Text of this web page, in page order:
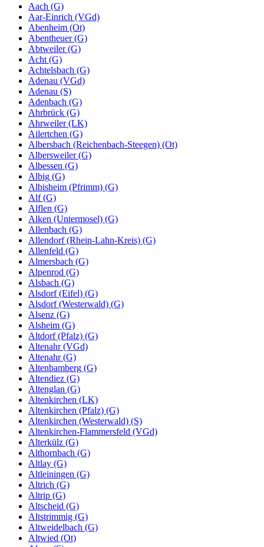
Aach (G)
Aar-Einrich (VGd)
Abenheim (Ot)
Abentheuer (G)
Abtweiler (G)
Acht (G)
Achtelsbach (G)
Adenau (VGd)
Adenau (S)
Adenbach (G)
Ahrbrück (G)
Ahrweiler (LK)
Ailertchen (G)
Albersbach (Reichenbach-Steegen) (Ot)
Albersweiler (G)
Albessen (G)
Albig (G)
Albisheim (Pfrimm) (G)
Alf (G)
Alflen (G)
Alken (Untermosel) (G)
Allenbach (G)
Allendorf (Rhein-Lahn-Kreis) (G)
Allenfeld (G)
Almersbach (G)
Alpenrod (G)
Alsbach (G)
Alsdorf (Eifel) (G)
Alsdorf (Westerwald) (G)
Alsenz (G)
Alsheim (G)
Altdorf (Pfalz) (G)
Altenahr (VGd)
Altenahr (G)
Altenbamberg (G)
Altendiez (G)
Altenglan (G)
Altenkirchen (LK)
Altenkirchen (Pfalz) (G)
Altenkirchen (Westerwald) (S)
Altenkirchen-Flammersfeld (VGd)
Alterkülz (G)
Althornbach (G)
Altlay (G)
Altleiningen (G)
Altrich (G)
Altrip (G)
Altscheid (G)
Altstrimmig (G)
Altweidelbach (G)
Altwied (Ot)